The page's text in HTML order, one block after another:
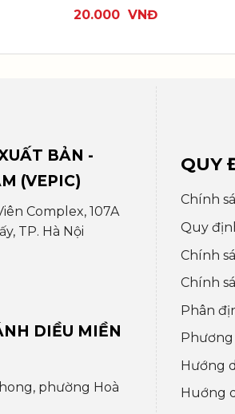
20.000 VNĐ
BẢN -
(VEPIC)
Complex, 107A
TP. Hà Nội
DIỀU MIỀN
phường Hoà
QUY
Chính
Quy
Chính
Chính
Phân
Hướng
Huớng